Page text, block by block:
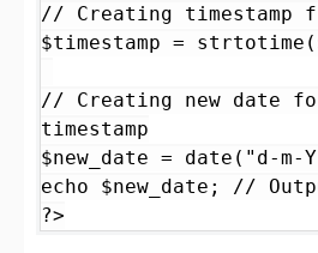
// Creating timestamp
$timestamp =
// Creating new date
timestamp
$new_date = date("d-m-
echo $new_date; //
?>